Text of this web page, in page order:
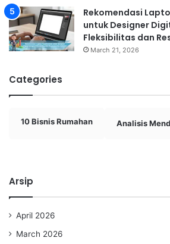
Rekomendasi
untuk Designer
Fleksibilitas dan
March 21, 2026
Categories
10 Bisnis Rumahan Analisis
Arsip
April 2026
March 2026